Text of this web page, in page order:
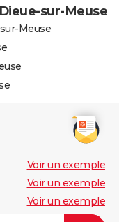
sur-Meuse
Meuse
Voir un exemple
Voir un exemple
Voir un exemple